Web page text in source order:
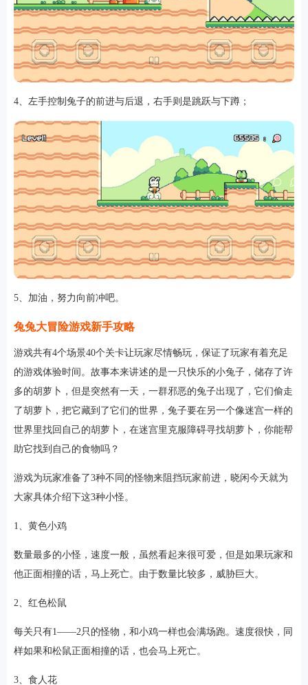
排行
角色扮演小游戏恋爱养成 沙盒模组up主自制赛车竞速 策略塔防 动作射
益智休闲冒险解谜 街机格斗模拟经营 音乐游戏 单机游戏战争策略
系统工具 影音播放游戏辅助
趣味 新闻阅读考试学习 AI软件
4、左手控制兔子的前进与后退，右手则是跳跃与下蹲；
5、加油，努力向前冲吧。
兔兔大冒险游戏新手攻略
游戏共有4个场景40个关卡让玩家尽情畅玩，保证了玩家有着充足
的游戏体验时间。故事本来讲述的是一只快乐的小兔子，储存了许
多的胡萝卜，但是突然有一天，一群邪恶的兔子出现了，它们偷走
了胡萝卜，把它藏到了它们的世界，兔子要在另一个像迷宫一样的
世界里找回自己的胡萝卜，在迷宫里克服障碍寻找胡萝卜，你能帮
助它找到自己的食物吗？
游戏为玩家准备了3种不同的怪物来阻挡玩家前进，晓闲今天就为
大家具体介绍下这3种小怪。
1、黄色小鸡
数量最多的小怪，速度一般，虽然看起来很可爱，但是如果玩家和
他正面相撞的话，马上死亡。由于数量比较多，威胁巨大。
2、红色松鼠
每关只有1——2只的怪物，和小鸡一样也会满场跑。速度很快，同
样如果和松鼠正面相撞的话，也会马上死亡。
3、食人花